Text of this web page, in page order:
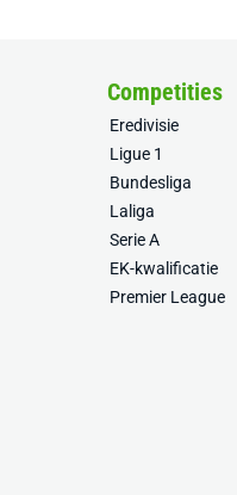
Competities
Eredivisie
Ligue 1
Bundesliga
Laliga
Serie A
EK-kwalificatie
Premier League